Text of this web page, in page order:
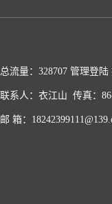
总流量：328707 管理登陆
联系人：衣江山 传真：
邮 箱：